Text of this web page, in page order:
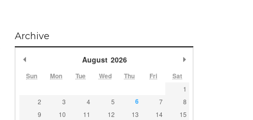
Archive
August 2026
Sun Mon Tue Wed Thu Fri Sat
1
2
3 4 5 6 7
8
9
10 11 12 13 14
15